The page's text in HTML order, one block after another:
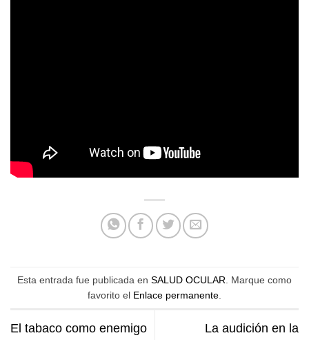
Esta entrada fue publicada en SALUD OCULAR . Marque como
favorito el Enlace permanente
El tabaco como enemigo
La audición en la